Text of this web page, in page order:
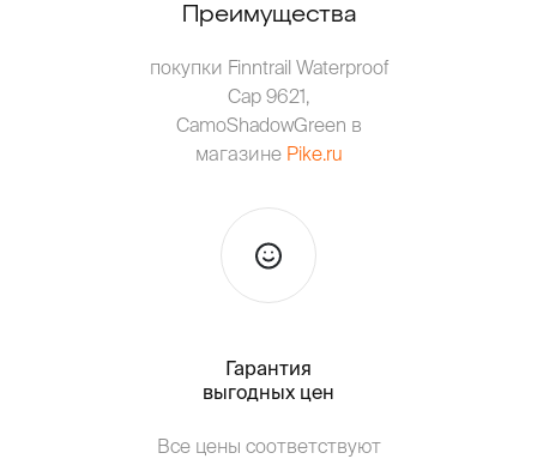
Преимущества
покупки Finntrail Waterproof
Cap 9621,
CamoShadowGreen в
магазине Pike.ru
Гарантия
выгодных цен
Все цены соответствуют